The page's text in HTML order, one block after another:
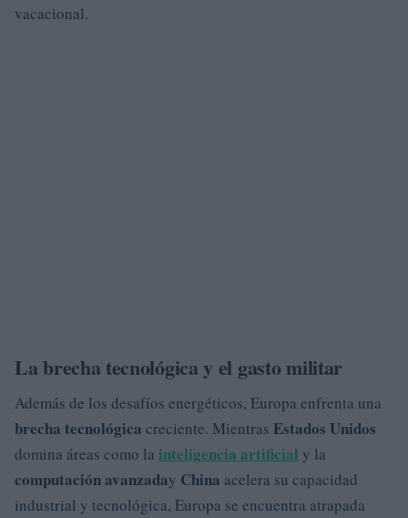
vacacional.
La brecha tecnológica y el gasto militar
Además de los desafíos energéticos, Europa enfrenta una
brecha tecnológica creciente. Mientras Estados Unidos
domina áreas como la inteligencia artificial y la
computación avanzaday China acelera su capacidad
industrial y tecnológica, Europa se encuentra atrapada